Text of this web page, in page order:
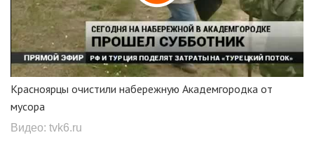
Красноярцы очистили набережную Академгородка от
мусора
Видео: tvk6.ru